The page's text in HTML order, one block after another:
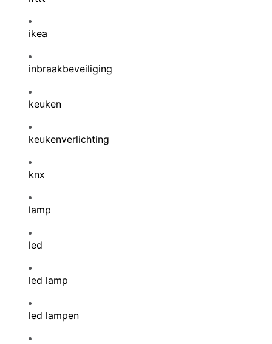
ikea
inbraakbeveiliging
keuken
keukenverlichting
knx
lamp
led
led lamp
led lampen